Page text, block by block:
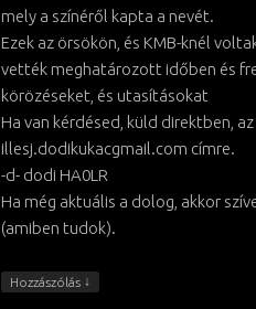
mely a színéről kapta a nevét.
Ezek az örsökön, és KMB-knél
vették meghatározott időben és
körözéseket, és utasításokat
Ha van kérdésed, küld direktben, az
illesj.dodikukacgmail.com címre.
-d- dodi HA0LR
Ha még aktuális a dolog, akkor
(amiben tudok).
Hozzászólás ↓